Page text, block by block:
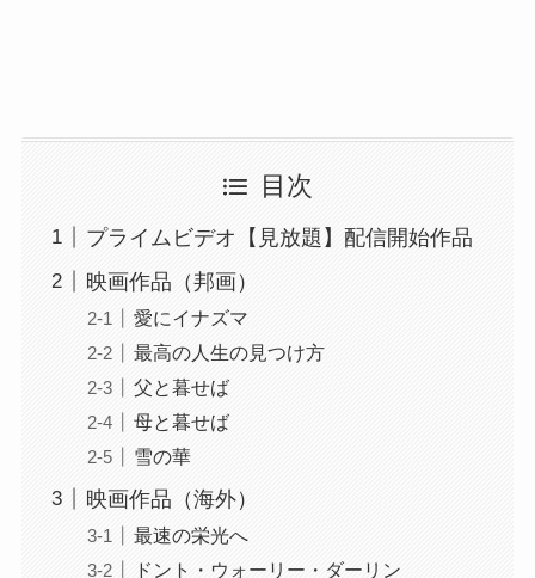
目次
プライムビデオ【見放題】配信開始作品
映画作品（邦画）
愛にイナズマ
最高の人生の見つけ方
父と暮せば
母と暮せば
雪の華
映画作品（海外）
最速の栄光へ
ドント・ウォーリー・ダーリン